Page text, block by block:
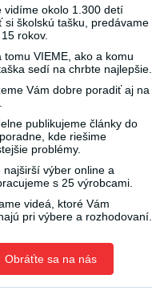
vidíme okolo 1.300 detí
si školskú tašku, predávame
rokov.
tomu VIEME, ako a komu
sedí na chrbte najlepšie.
Vám dobre poradiť aj na
publikujeme články do
kde riešime
problémy.
najširší výber online a
s 25 výrobcami.
videá, ktoré Vám
pri výbere a rozhodovaní.
Obráťte sa na nás